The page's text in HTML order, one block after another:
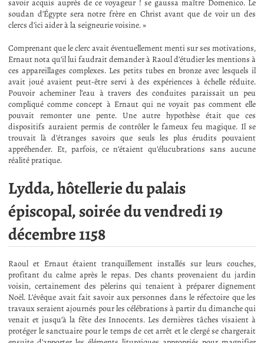
savoir acquis auprès de ce voyageur ! se gaussa maître Domenico. Le
soudan d’Égypte sera notre frère en Christ avant que de voir un des
clercs d’ici aider à la seigneurie voisine. »
Comprenant que le clerc avait éventuellement menti sur ses motivations,
Ernaut nota qu’il lui faudrait demander à Raoul d’étudier les mentions à
ces appareillages complexes. Les petits tubes en bronze avec lesquels il
avait joué avaient peut-être servi à des expériences à échelle réduite.
Pouvoir acheminer l’eau à travers des conduites paraissait un peu
compliqué comme concept à Ernaut qui ne voyait pas comment elle
pouvait remonter une pente. Une autre hypothèse était que ces
dispositifs auraient permis de contrôler le fameux feu magique. Il se
trouvait là d’étranges savoirs que seuls les plus érudits pouvaient
appréhender. Et, parfois, ce n’étaient qu’élucubrations sans aucune
réalité pratique.
Lydda, hôtellerie du palais
épiscopal, soirée du vendredi 19
décembre 1158
Raoul et Ernaut étaient tranquillement installés sur leurs couches,
profitant du calme après le repas. Des chants provenaient du jardin
voisin, certainement des pèlerins qui tenaient à préparer dignement
Noël. L’évêque avait fait savoir aux personnes dans le réfectoire que les
travaux seraient ajournés pour les célébrations à partir du dimanche qui
venait et jusqu’à la fête des Innocents. Les dernières tâches visaient à
protéger le sanctuaire pour le temps de cet arrêt et le clergé se chargerait